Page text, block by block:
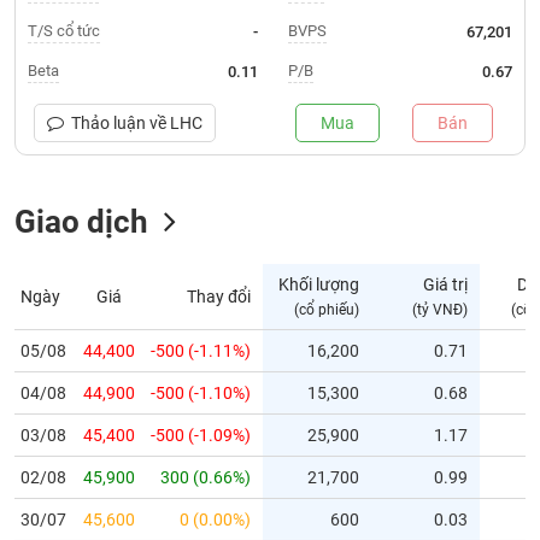
Trạng
thái
phiếu
thị
trường
yết
Niêm
mới
Niêm
yết
bổ
T/S cổ tức -
Beta 0.11
BVPS 67,201
P/B 0.67
Thảo luận về LHC Mua Bán
Giao dịch
Ngày Giá Thay đổi
Khối lượng
(cổ phiếu)
Giá trị
(tỷ VNĐ) (cổ
05/08 44,400 -500 (-1.11%) 16,200 0.71
04/08 44,900 -500 (-1.10%) 15,300 0.68
03/08 45,400 -500 (-1.09%) 25,900 1.17
02/08 45,900 300 (0.66%) 21,700 0.99
30/07 45,600 0 (0.00%) 600 0.03
NGÀNH
NGHIỆP
CỔ
SINH
TRÁI